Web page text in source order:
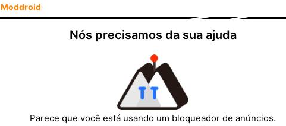
DESENVOLVEDOR
PtronPlay Digital
Moddroid
Nós precisamos da sua ajuda
Parece que você está usando um bloqueador de anúncios.